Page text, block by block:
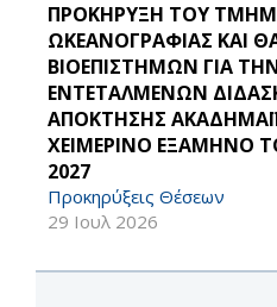
ΠΡΟΚΗΡΥΞΗ ΤΟΥ
ΩΚΕΑΝΟΓΡΑΦΙΑΣ ΚΑΙ
ΒΙΟΕΠΙΣΤΗΜΩΝ ΓΙΑ
ΕΝΤΕΤΑΛΜΕΝΩΝ
ΑΠΟΚΤΗΣΗΣ
ΧΕΙΜΕΡΙΝΟ ΕΞΑΜΗΝΟ
2027
Προκηρύξεις Θέσεων
29 Ιουλ 2026